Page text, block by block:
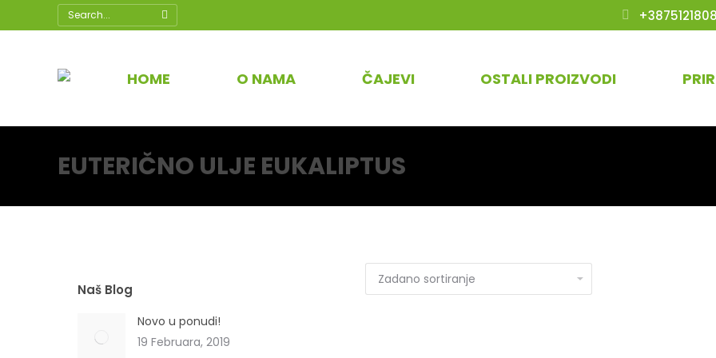
Search:
HOME O NAMA ČAJEVI OSTALI PROIZVODI
EUTERIČNO ULJE EUKALIPTUS
Naš Blog
Novo u ponudi!
19 Februara, 2019